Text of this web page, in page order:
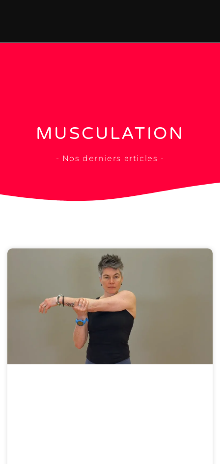
MUSCULATION
- Nos derniers articles -